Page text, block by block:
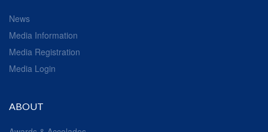
News
Media Information
Media Registration
Media Login
ABOUT